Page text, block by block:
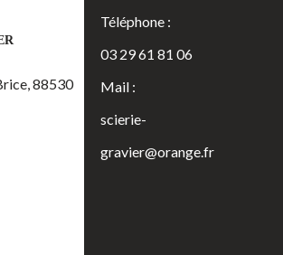
88530
Téléphone :
03 29 61 81 06
Mail :
scierie-
gravier@orange.fr